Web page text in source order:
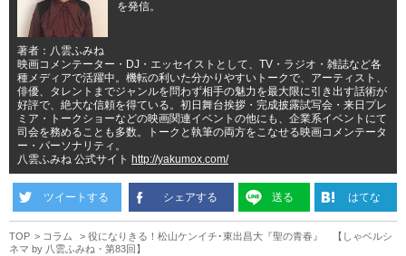
を発信。
著者：八雲ふみね
映画コメンテーター・DJ・エッセイストとして、TV・ラジオ・雑誌など各
種メディアで活躍中。機転の利いた分かりやすいトークで、アーティスト、
俳優、タレントまでジャンルを問わず相手の魅力を最大限に引き出す話術が
好評で、絶大な信頼を得ている。初日舞台挨拶・完成披露試写会・来日プレ
ミア・トークショーなどの映画関連イベントの他にも、企業系イベントにて
司会を務めることも多数。トークと執筆の両方をこなせる映画コメンテータ
ー・パーソナリティ。
八雲ふみね 公式サイト
http://yakumox.com/
ツイートする シェアする 送る はてな
TOP コラム
役になりきる！松山ケンイチ･東出昌大『聖の青春』 【しゃベルシ
ネマ by 八雲ふみね・第83回】